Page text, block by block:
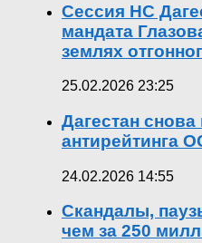
Сессия НС
мандата
землях
25.02.2026 23:25
Дагестан
антирейтинга
24.02.2026 14:55
Скандалы,
чем за 250